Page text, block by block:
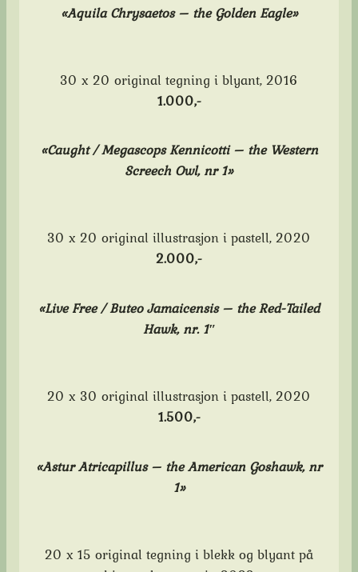
«Aquila Chrysaetos– the Golden Eagle»
30 x 20 original tegning i blyant, 2016
1.000,-
«Caught / Megascops Kennicotti – the Western
Screech Owl, nr 1»
30 x 20 original illustrasjon i pastell, 2020
2.000,-
«Live Free / Buteo Jamaicensis– the Red-Tailed
Hawk, nr. 1″
20 x 30 original illustrasjon i pastell, 2020
1.500,-
«Astur Atricapillus – the American Goshawk, nr
1»
20 x 15 original tegning i blekk og blyant på